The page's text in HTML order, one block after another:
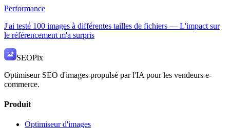
Performance
J'ai testé 100 images à différentes tailles de fichiers — L'impact sur
le référencement m'a surpris
SEOPix
Optimiseur SEO d'images propulsé par l'IA pour les vendeurs e-
commerce.
Produit
Optimiseur d'images